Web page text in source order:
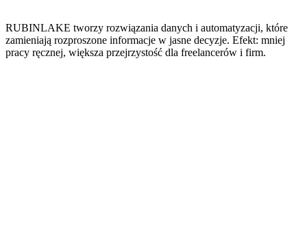
RUBINLAKE tworzy rozwiązania danych i automatyzacji, które
zamieniają rozproszone informacje w jasne decyzje. Efekt: mniej
pracy ręcznej, większa przejrzystość dla freelancerów i firm.